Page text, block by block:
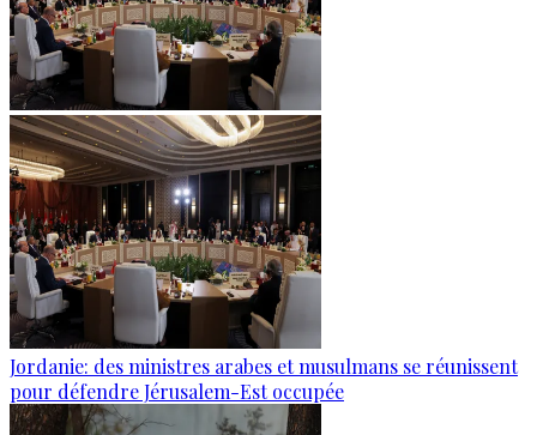
Jordanie: des ministres arabes et musulmans se réunissent
pour défendre Jérusalem-Est occupée